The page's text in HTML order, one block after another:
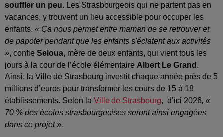
souffler un peu. Les Strasbourgeois qui ne partent pas en
vacances, y trouvent un lieu accessible pour occuper les
enfants. « Ça nous permet entre maman de se retrouver et
de papoter pendant que les enfants s'éclatent aux activités
», confie Seloua, mère de deux enfants, qui vient tous les
jours à la cour de l’école élémentaire Albert Le Grand .
Ainsi, la Ville de Strasbourg investit chaque année près de 5
millions d’euros pour transformer les cours de 15 à 18
établissements. Selon la Ville de Strasbourg, d’ici 2026, «
70 % des écoles strasbourgeoises seront ainsi engagées
dans ce projet ».